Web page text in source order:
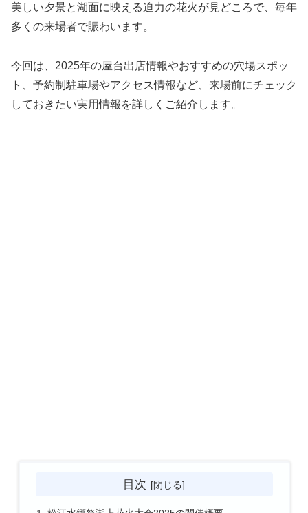
美しい夕景と湖面に映える迫力の花火が見どころで、毎年
多くの来場者で賑わいます。
今回は、2025年の屋台出店情報やおすすめの穴場スポッ
ト、予約制駐車場やアクセス情報など、来場前にチェック
しておきたい実用情報を詳しくご紹介します。
目次